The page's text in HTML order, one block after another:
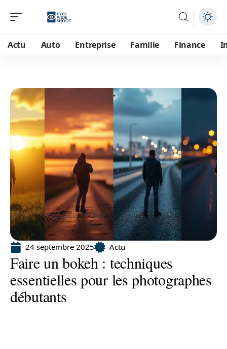
Actu Auto Entreprise Famille Finance
24 septembre 2025 Actu
Faire un bokeh : techniques
essentielles pour les photographes
débutants